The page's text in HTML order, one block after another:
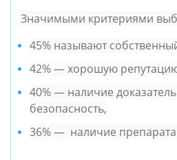
Значимыми критериями
45% называют
42% — хорошую
40% — наличие
безопасность,
36% —  наличие препарата